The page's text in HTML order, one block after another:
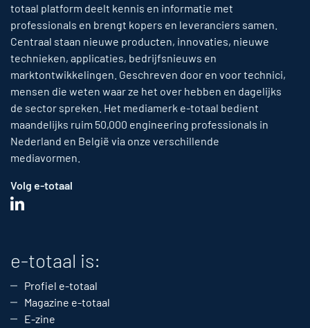
totaal platform deelt kennis en informatie met
professionals en brengt kopers en leveranciers samen.
Centraal staan nieuwe producten, innovaties, nieuwe
technieken, applicaties, bedrijfsnieuws en
marktontwikkelingen. Geschreven door en voor technici,
mensen die weten waar ze het over hebben en dagelijks
de sector spreken. Het mediamerk e-totaal bedient
maandelijks ruim 50,000 engineering professionals in
Nederland en België via onze verschillende
mediavormen.
Volg e-totaal
e-totaal is:
Profiel e-totaal
Magazine e-totaal
E-zine